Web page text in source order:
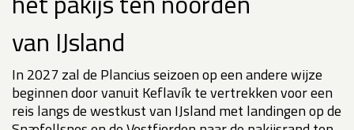
van IJsland
In 2027 zal de Plancius seizoen op een andere wijze
beginnen door vanuit Keflavík te vertrekken voor een
reis langs de westkust van IJsland met landingen op de